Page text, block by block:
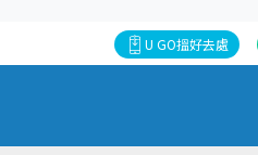
U GO搵好去處